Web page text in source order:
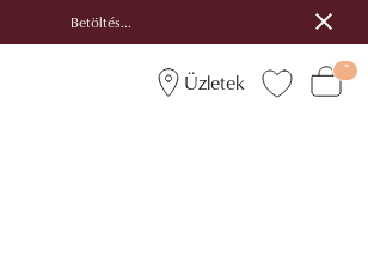
Betöltés...
Üzletek